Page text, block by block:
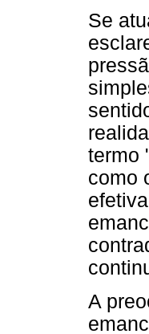
Se
termo
como
A